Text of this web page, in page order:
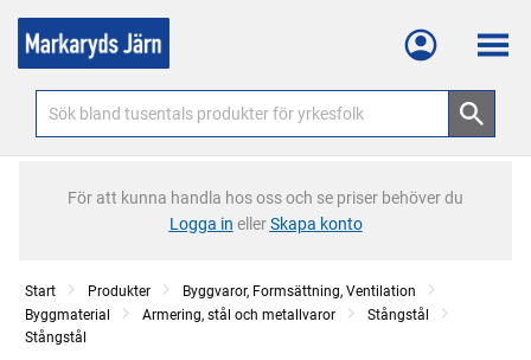
Meny
För att kunna handla hos oss och se priser behöver du
Logga in ellerSkapa konto
Start Produkter
Byggvaror, Formsättning, Ventilation
Byggmaterial
Armering, stål och metallvaror
Stångstål
Stångstål